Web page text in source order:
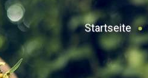
Startseite